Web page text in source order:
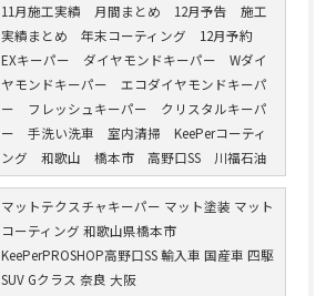
11月施工実績 月間まとめ 12月予告 施工
実績まとめ 年末コーティング 12月予約
EXキーパー ダイヤモンドキーパー Wダイ
ヤモンドキーパー エコダイヤモンドキーパ
ー フレッシュキーパー クリスタルキーパ
ー 手洗い洗車 室内清掃 KeePerコーティ
ング 和歌山 橋本市 高野口SS 川福石油
マットテクスチャキーパー マット塗装 マット
コーティング 和歌山県橋本市
KeePerPROSHOP高野口SS 輸入車 国産車 四駆
SUV Gクラス 奈良 大阪